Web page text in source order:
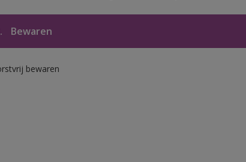
Bewaren
bewaren